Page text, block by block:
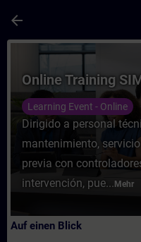
arrow_back
Kurs - Online
Online Training
Learning Event - Online
Dirigido a personal
mantenimiento,
previa con
intervención, pue... Mehr
Auf einen Blick